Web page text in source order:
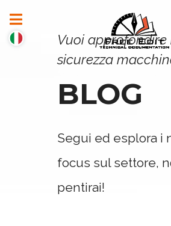
Vuoi
sicurezza
BLOG
Segui ed esplora i
focus sul settore,
pentirai!